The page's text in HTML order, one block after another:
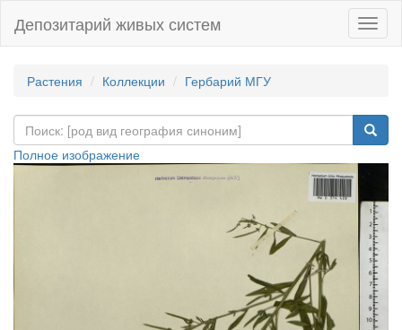
Депозитарий живых систем
Растения Коллекции Гербарий МГУ
Полное изображение